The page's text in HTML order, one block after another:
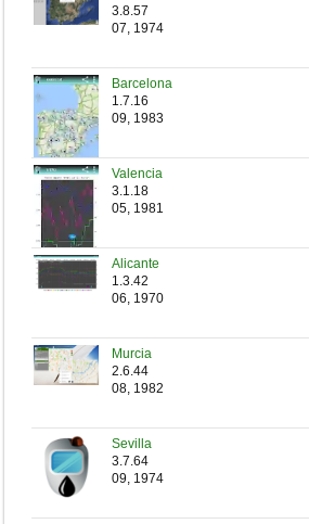
3.8.57
07, 1974
Barcelona
1.7.16
09, 1983
Valencia
3.1.18
05, 1981
Alicante
1.3.42
06, 1970
Murcia
2.6.44
08, 1982
Sevilla
3.7.64
09, 1974